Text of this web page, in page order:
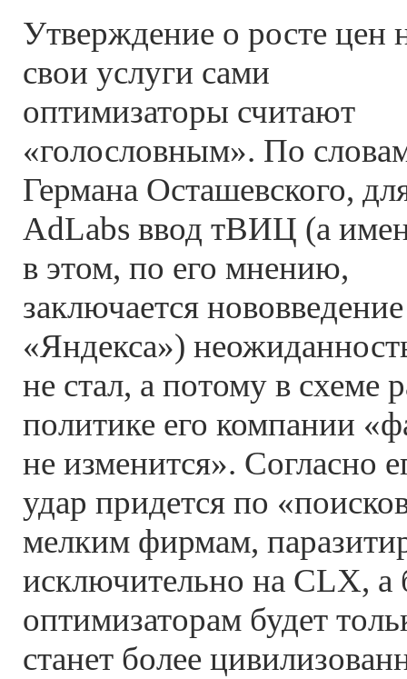
Утверждение о росте цен
свои услуги сами
оптимизаторы считают
«голословным». По
Германа Осташевского,
AdLabs ввод тВИЦ (а
в этом, по его мнению,
заключается нововведение
«Яндекса»)
не стал, а потому в схеме
политике его компании
не изменится». Согласно
удар придется по
мелким фирмам,
исключительно на CLX, а
оптимизаторам будет
станет более